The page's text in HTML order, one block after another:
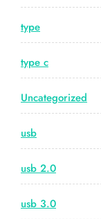
type
type c
Uncategorized
usb
usb 2.0
usb 3.0